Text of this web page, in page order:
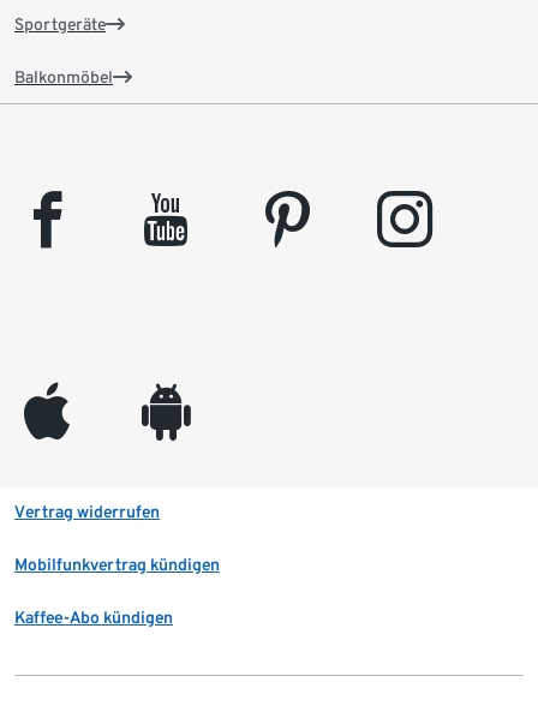
Sportgeräte
Balkonmöbel
facebook youtube pinterest instagram
appleinc android
Vertrag widerrufen
Mobilfunkvertrag kündigen
Kaffee-Abo kündigen